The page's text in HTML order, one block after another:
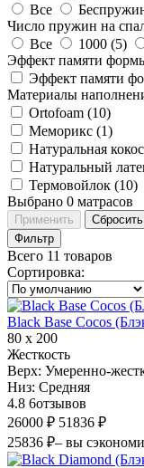
Все
Число пружин на
Все
1000 (5)
Эффект памяти
Эффект памяти
Материалы
Ortofoam (10)
Меморикс (1)
Натуральная
Натуральный
Термовойлок (10)
Выбрано 0 матрасов
Применить
Сбросить
Фильтр
Всего 11 товаров
Сортировка:
Black Base Cocos
80 х 200
Жесткость
Верх: Умеренно-
Низ: Средняя
4.8 6отзывов
26000 ₽ 51836 ₽
25836 ₽– вы